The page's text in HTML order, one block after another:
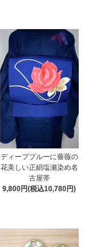
ディープブルーに薔薇の
花美しい正絹塩瀬染め名
古屋帯
9,800円(税込10,780円)